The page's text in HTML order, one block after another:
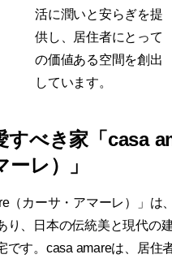
活に潤いと安らぎを提
供し、居住者にとって
の価値ある空間を創出
しています。
すべき家「casa
レ）」
（カーサ・アマーレ）」は
り、日本の伝統美と現代の
です。casa amareは、居住